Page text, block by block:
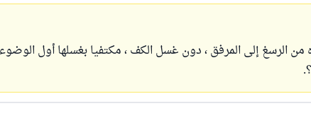
الرسغ إلى المرفق ، دون غسل الكف ، مكتفيا بغسلها أول